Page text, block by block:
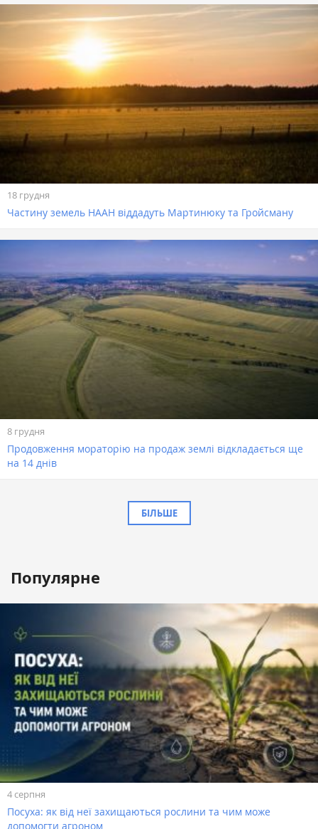
18 грудня
Частину земель НААН віддадуть Мартинюку та Гройсману
8 грудня
Продовження мораторію на продаж землі відкладається ще
на 14 днів
БІЛЬШЕ
Популярне
4 серпня
Посуха: як від неї захищаються рослини та чим може
допомогти агроном